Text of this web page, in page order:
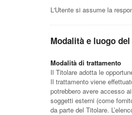
L'Utente si assume la
Modalità e luogo
Modalità di trattamento
Il Titolare adotta le
Il trattamento viene
potrebbero avere accesso
soggetti esterni (come
da parte del Titolare.